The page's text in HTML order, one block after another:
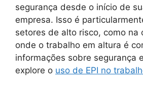
segurança desde o início de
empresa. Isso é
setores de alto risco, como na
onde o trabalho em altura é
informações sobre segurança
explore o uso de EPI no